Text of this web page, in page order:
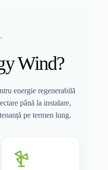
Wind?
energie regenerabilă
până la instalare,
pe termen lung.